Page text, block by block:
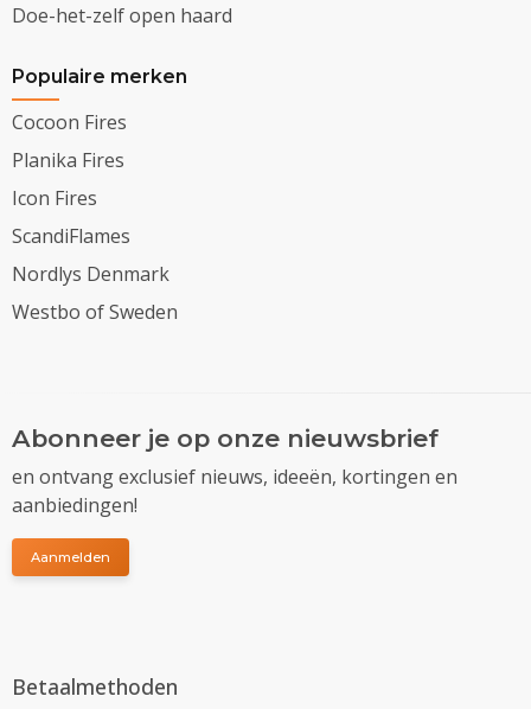
Doe-het-zelf open haard
Populaire merken
Cocoon Fires
Planika Fires
Icon Fires
ScandiFlames
Nordlys Denmark
Westbo of Sweden
Abonneer je op onze nieuwsbrief
en ontvang exclusief nieuws, ideeën, kortingen en
aanbiedingen!
Aanmelden
Betaalmethoden